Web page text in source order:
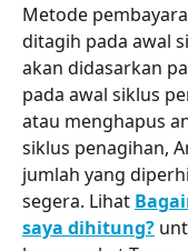
Metode
ditagih pada awal
akan didasarkan
pada awal siklus
atau menghapus
siklus penagihan,
jumlah yang
segera. Lihat
saya dihitung?